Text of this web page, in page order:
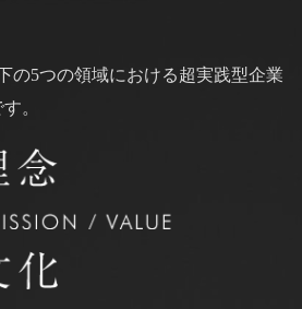
の5つの領域における超実践型企業
。